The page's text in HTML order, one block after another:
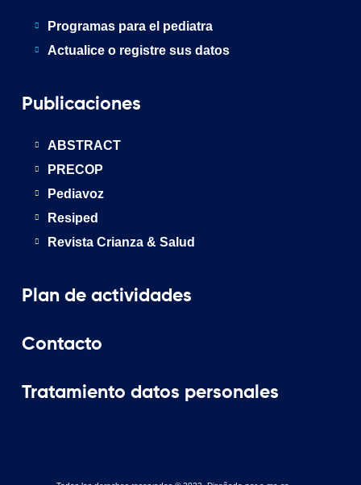
Programas para el pediatra
Actualice o registre sus datos
Publicaciones
ABSTRACT
PRECOP
Pediavoz
Resiped
Revista Crianza & Salud
Plan de actividades
Contacto
Tratamiento datos personales